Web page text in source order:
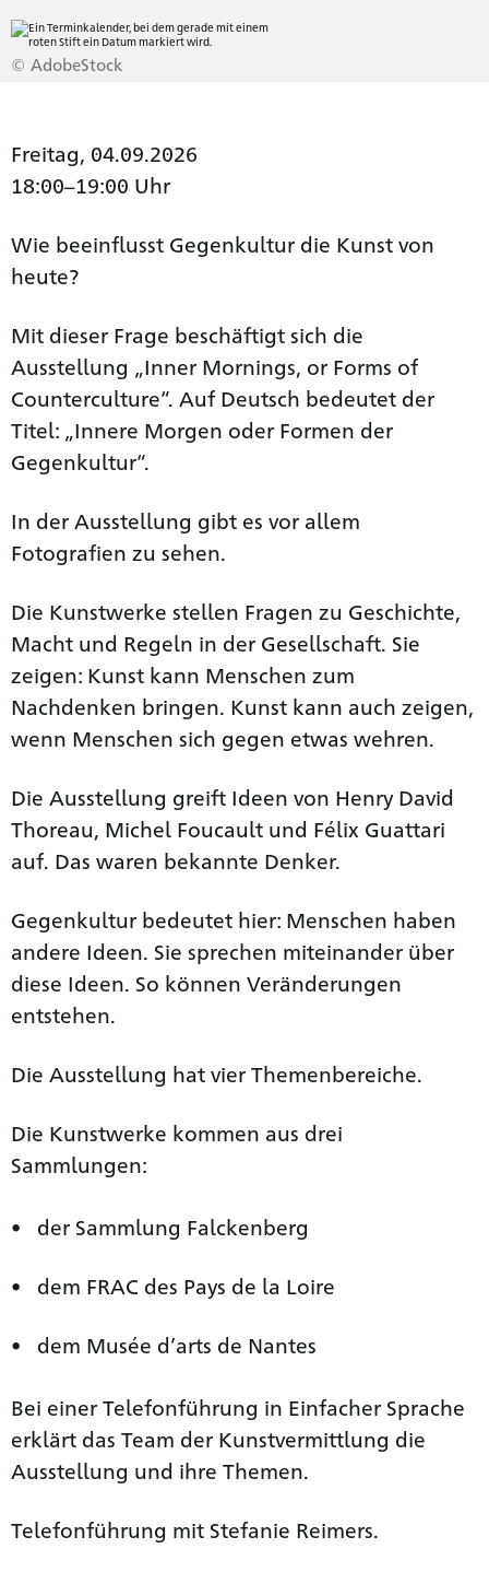
© AdobeStock
Freitag, 04.09.2026
18:00–19:00 Uhr
Wie beeinflusst Gegenkultur die Kunst von
heute?
Mit dieser Frage beschäftigt sich die
Ausstellung „Inner Mornings, or Forms of
Counterculture“. Auf Deutsch bedeutet der
Titel: „Innere Morgen oder Formen der
Gegenkultur“.
In der Ausstellung gibt es vor allem
Fotografien zu sehen.
Die Kunstwerke stellen Fragen zu Geschichte,
Macht und Regeln in der Gesellschaft. Sie
zeigen: Kunst kann Menschen zum
Nachdenken bringen. Kunst kann auch zeigen,
wenn Menschen sich gegen etwas wehren.
Die Ausstellung greift Ideen von Henry David
Thoreau, Michel Foucault und Félix Guattari
auf. Das waren bekannte Denker.
Gegenkultur bedeutet hier: Menschen haben
andere Ideen. Sie sprechen miteinander über
diese Ideen. So können Veränderungen
entstehen.
Die Ausstellung hat vier Themenbereiche.
Die Kunstwerke kommen aus drei
Sammlungen:
der Sammlung Falckenberg
dem FRAC des Pays de la Loire
dem Musée d’arts de Nantes
Bei einer Telefonführung in Einfacher Sprache
erklärt das Team der Kunstvermittlung die
Ausstellung und ihre Themen.
Telefonführung mit Stefanie Reimers.